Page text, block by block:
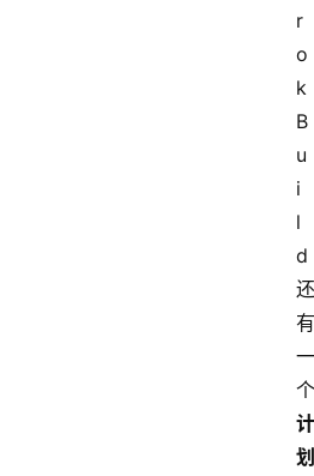
r
o
k
B
u
i
l
d
还
有
一
个
计
划